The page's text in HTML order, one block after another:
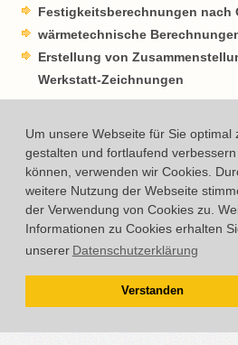
Um unsere Webseite für Sie optimal
gestalten und fortlaufend verbessern
können, verwenden wir Cookies.
weitere Nutzung der Webseite
der Verwendung von Cookies zu.
Informationen zu Cookies erhalten
unserer Datenschutzerklärung
Verstanden
Referenzen
Festigkeitsberechnungen nach
wärmetechnische
Erstellung von
Werkstatt-Zeichnungen
Impressum
Stellenangebote
OTTO KLEIN GMBH | Bergstr.
Tel. 0561 – 52096-0 | E-Mail:
gmbh.de